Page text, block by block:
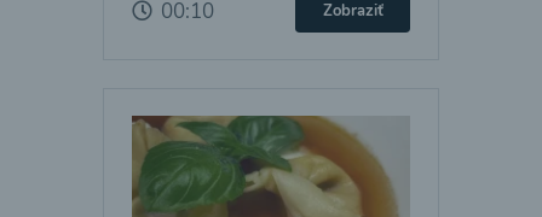
00:10 Zobraziť